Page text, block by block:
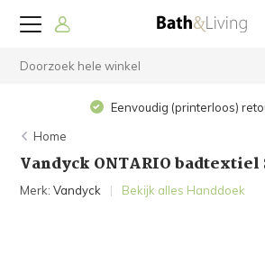
Eenvoudig (printerloos)
Home
Vandyck ONTARIO badtextiel
Merk:Vandyck Bekijk alles Handdoek